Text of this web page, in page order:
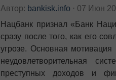
Автор: bankisk.info ⋅ 07 Июн
Нацбанк признал «Банк
сразу после того, как его
угрозе. Основная
неудовлетворительная
преступных доходов и